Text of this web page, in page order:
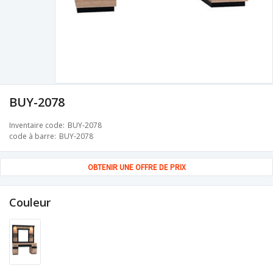
BUY-2078
Inventaire code BUY-2078
code à barre BUY-2078
OBTENIR UNE OFFRE DE PRIX
Couleur